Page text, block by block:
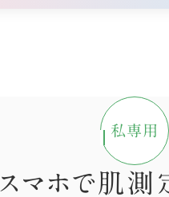
スマホで肌測